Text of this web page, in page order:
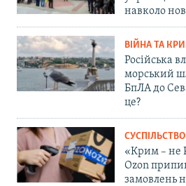
навколо
ВІЙНА ТА
Російська
морський
БпЛА до
це?
СУСПІЛЬСТВО
«Крим – не
Ozon
замовлень